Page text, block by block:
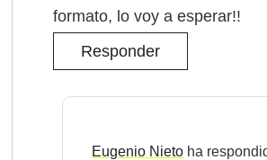
formato, lo voy a esperar!!
Responder
Eugenio Nieto